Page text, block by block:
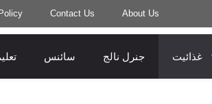
Contact Us About Us
سائنس جنرل نالج غذائیت